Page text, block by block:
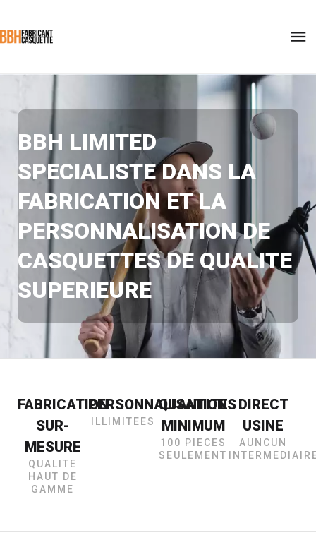
BBH LIMITED
SPECIALISTE DANS LA
FABRICATION ET LA
PERSONNALISATION DE
CASQUETTESDE QUALITE
SUPERIEURE
FABRICATION
SUR-
MESURE
QUALITE
HAUT DE
GAMME
PERSONNALISATIONS
ILLIMITEES
QUANTITE
MINIMUM
100 PIECES
SEULEMENT
DIRECT
USINE
AUNCUN